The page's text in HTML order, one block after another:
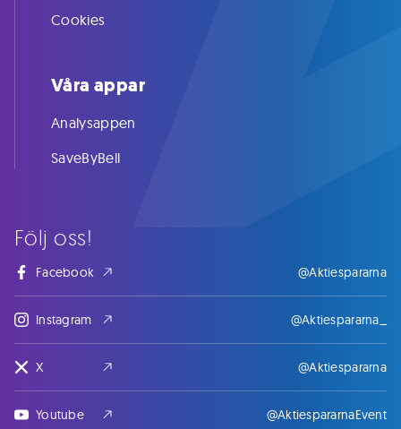
Följ oss!
Facebook @Aktiespararna
Instagram @Aktiespararna_
X @Aktiespararna
Youtube @AktiespararnaEvent
Cookies
Våra appar
Analysappen
SaveByBell